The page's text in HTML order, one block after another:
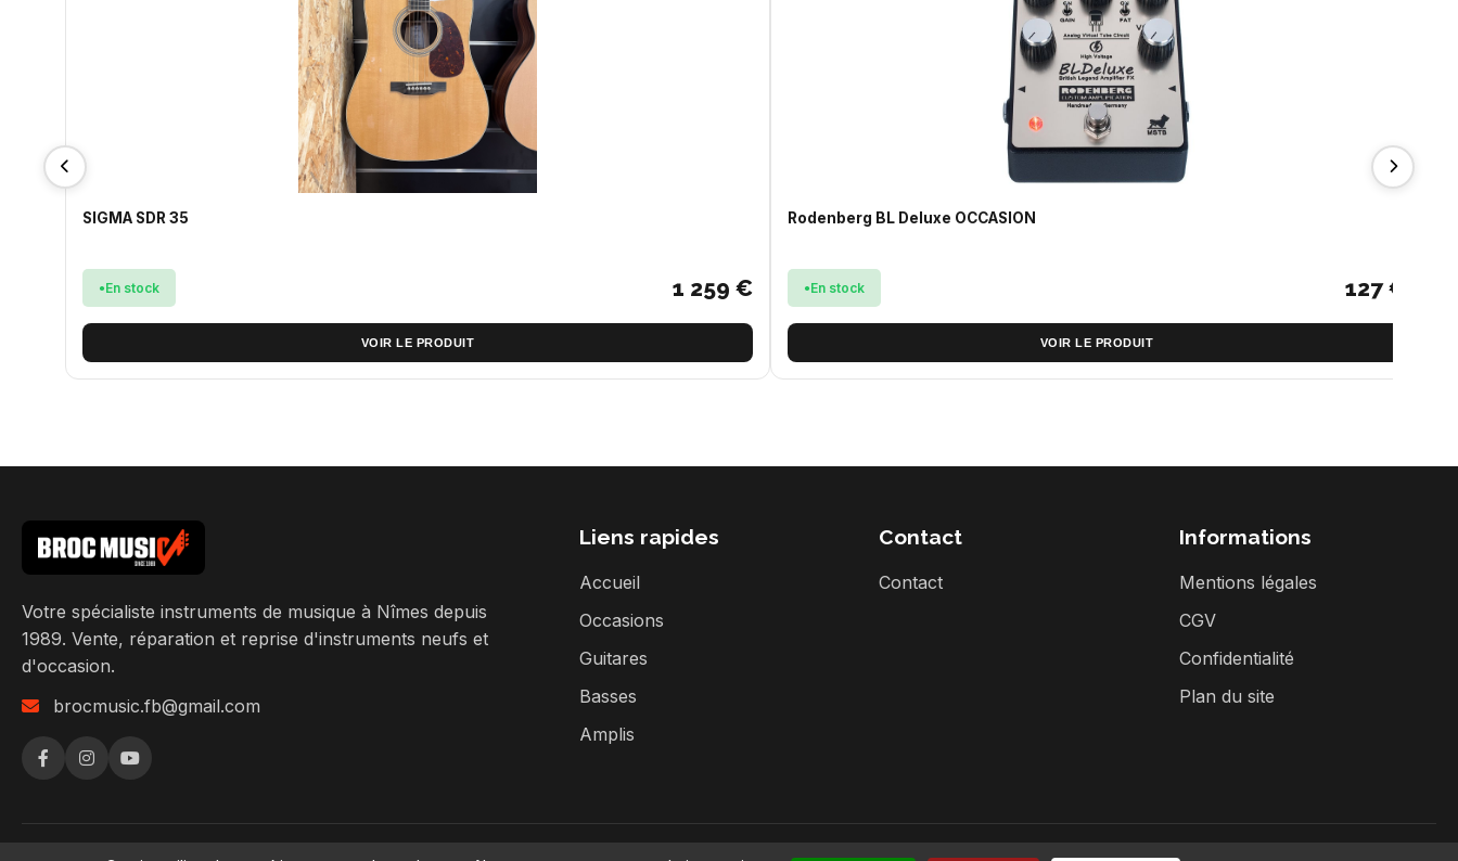
SIGMA SDR 35
En stock 1 259 €
VOIR LE PRODUIT
Rodenberg BL Deluxe OCCASION
En stock 127 €
VOIR LE PRODUIT
Votre spécialiste instruments de musique à Nîmes depuis
1989. Vente, réparation et reprise d'instruments neufs et
d'occasion.
brocmusic.fb@gmail.com
Liens rapides
Accueil
Occasions
Guitares
Basses
Amplis
Contact
Contact
Informations
Mentions légales
CGV
Confidentialité
Plan du site